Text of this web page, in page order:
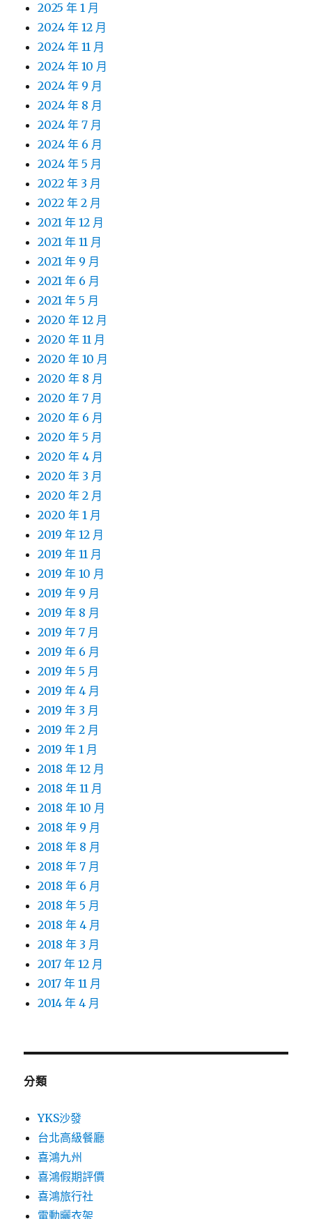
2025 年 1 月
2024 年 12 月
2024 年 11 月
2024 年 10 月
2024 年 9 月
2024 年 8 月
2024 年 7 月
2024 年 6 月
2024 年 5 月
2022 年 3 月
2022 年 2 月
2021 年 12 月
2021 年 11 月
2021 年 9 月
2021 年 6 月
2021 年 5 月
2020 年 12 月
2020 年 11 月
2020 年 10 月
2020 年 8 月
2020 年 7 月
2020 年 6 月
2020 年 5 月
2020 年 4 月
2020 年 3 月
2020 年 2 月
2020 年 1 月
2019 年 12 月
2019 年 11 月
2019 年 10 月
2019 年 9 月
2019 年 8 月
2019 年 7 月
2019 年 6 月
2019 年 5 月
2019 年 4 月
2019 年 3 月
2019 年 2 月
2019 年 1 月
2018 年 12 月
2018 年 11 月
2018 年 10 月
2018 年 9 月
2018 年 8 月
2018 年 7 月
2018 年 6 月
2018 年 5 月
2018 年 4 月
2018 年 3 月
2017 年 12 月
2017 年 11 月
2014 年 4 月
分類
YKS沙發
台北高級餐廳
喜鴻九州
喜鴻假期評價
喜鴻旅行社
電動曬衣架